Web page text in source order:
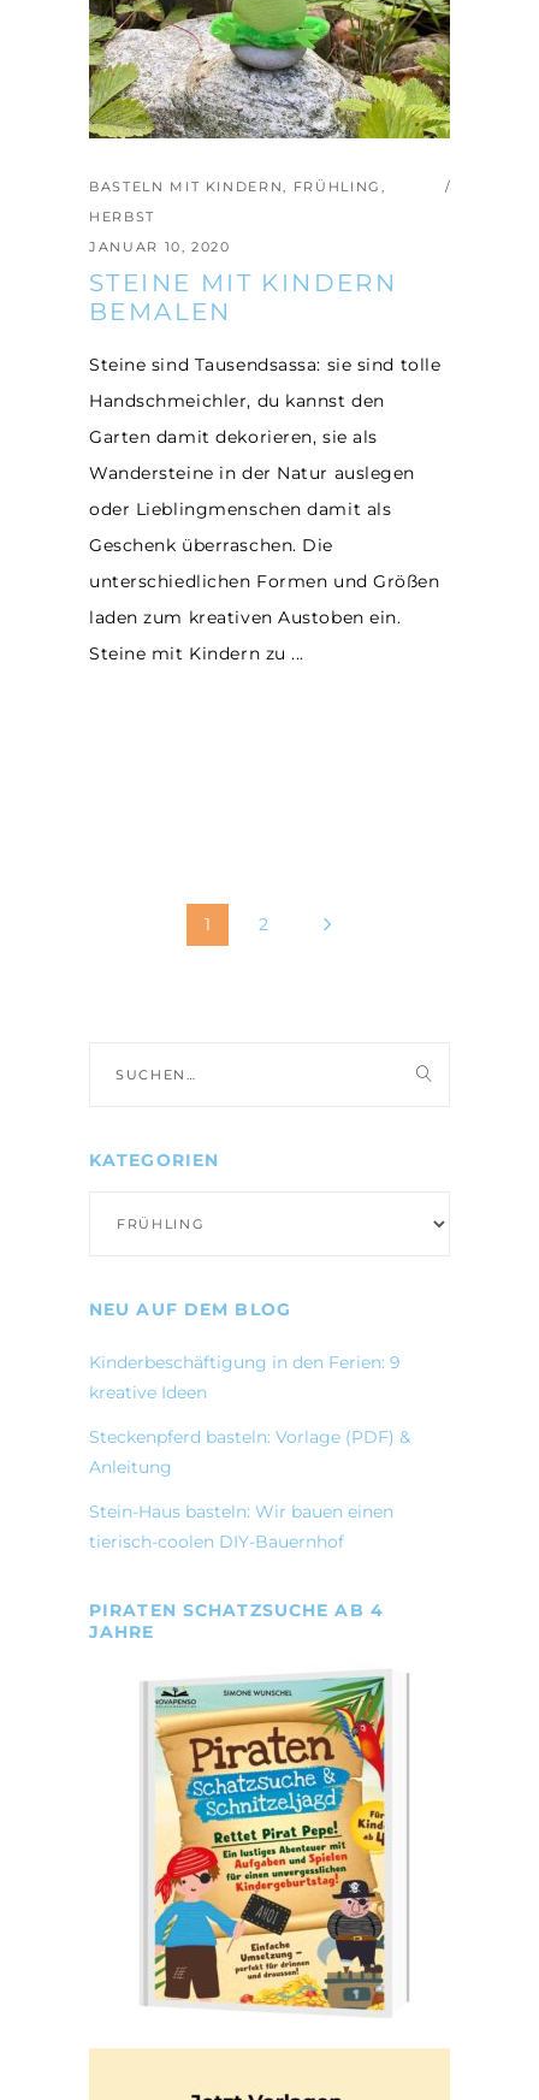
BASTELN MIT KINDERN, FRÜHLING ,
HERBST
JANUAR 10, 2020
STEINE MIT KINDERN
BEMALEN
Steine sind Tausendsassa: sie sind tolle
Handschmeichler, du kannst den
Garten damit dekorieren, sie als
Wandersteine in der Natur auslegen
oder Lieblingmenschen damit als
Geschenk überraschen. Die
unterschiedlichen Formen und Größen
laden zum kreativen Austoben ein.
Steine mit Kindern zu
1 2
nach:
KATEGORIEN
NEU AUF DEM BLOG
Kinderbeschäftigung in den Ferien: 9
kreative Ideen
Steckenpferd basteln: Vorlage (PDF) &
Anleitung
Stein-Haus basteln: Wir bauen einen
tierisch-coolen DIY-Bauernhof
PIRATEN SCHATZSUCHE AB 4
JAHRE